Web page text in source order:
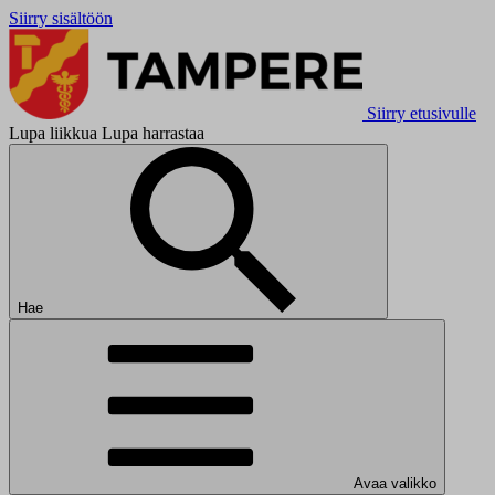
Siirry sisältöön
Siirry etusivulle
Lupa liikkua Lupa harrastaa
Hae
Avaa valikko